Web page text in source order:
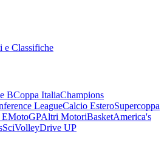
e Classifiche
BCoppa ItaliaChampions
LeagueCalcio EsteroSupercoppa
MotoGPAltri MotoriBasketAmerica's
SciVolleyDrive UP